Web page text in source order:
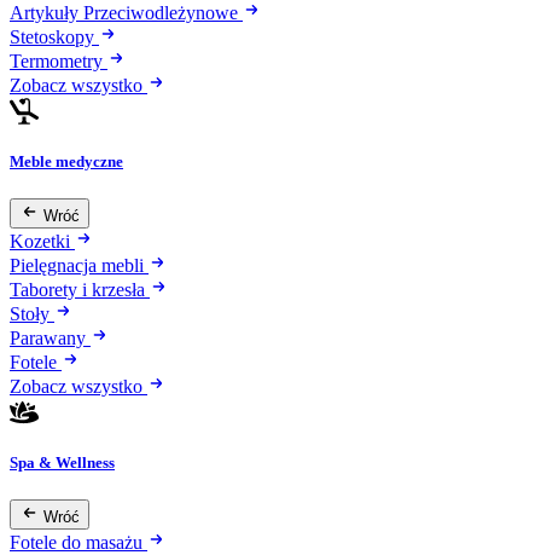
Artykuły Przeciwodleżynowe
Stetoskopy
Termometry
Zobacz wszystko
Meble medyczne
Wróć
Kozetki
Pielęgnacja mebli
Taborety i krzesła
Stoły
Parawany
Fotele
Zobacz wszystko
Spa & Wellness
Wróć
Fotele do masażu